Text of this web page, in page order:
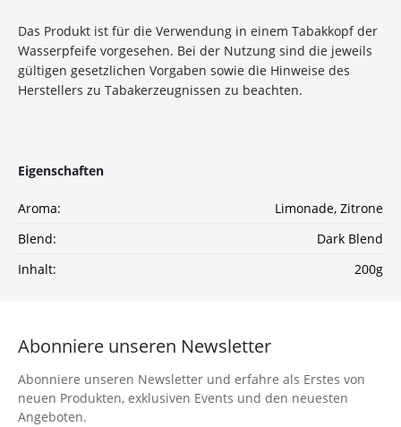
Das Produkt ist für die Verwendung in einem Tabakkopf der
Wasserpfeife vorgesehen. Bei der Nutzung sind die jeweils
gültigen gesetzlichen Vorgaben sowie die Hinweise des
Herstellers zu Tabakerzeugnissen zu beachten.
Eigenschaften
Aroma: Limonade, Zitrone
Blend:
Dark Blend
Inhalt:
200g
10%Newsletter-Rabatt
Sichere dir jetzt 10% Rabatt* auf deine Bestellung
Nutze unseren exklusiven Rabattcode und spare bei
Entdecke eine große Auswahl an hochwertigen
Shisha-Produkten, Tabaksorten und Zubehör – alles,
Anmelden
Ich habe die
Abonniere unseren Newsletter
Abonniere unseren Newsletter und erfahre als Erstes von
neuen Produkten, exklusiven Events und den neuesten
Angeboten.